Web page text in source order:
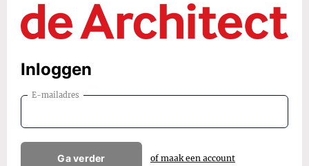
Inloggen
E-mailadres
Ga verder of maak een account